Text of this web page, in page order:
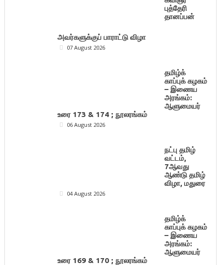
புத்தேரி
தானப்பன்
அவர்களுக்குப் பாராட்டு விழா
07 August 2026
தமிழ்க்
காப்புக் கழகம்
– இணைய
அரங்கம்:
ஆளுமையர்
உரை 173 & 174 ; நூலரங்கம்
06 August 2026
நட்பு தமிழ்
வட்டம்,
7ஆவது
ஆண்டு தமிழ்
விழா, மதுரை
04 August 2026
தமிழ்க்
காப்புக் கழகம்
– இணைய
அரங்கம்:
ஆளுமையர்
உரை 169 & 170 ; நூலரங்கம்